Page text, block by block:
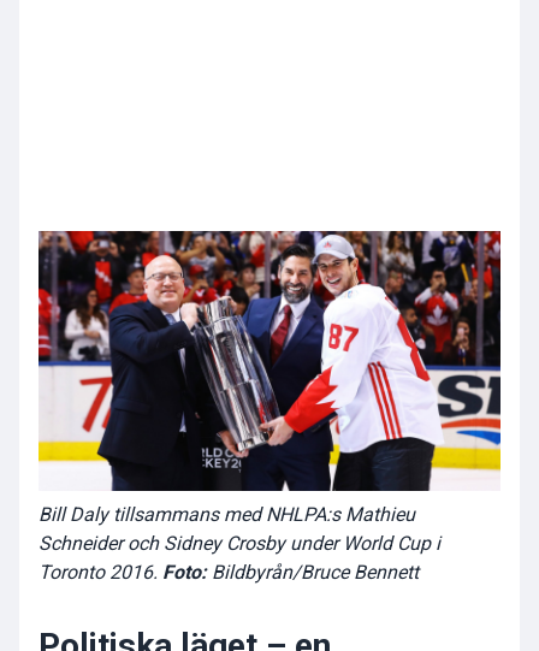
Bill Daly tillsammans med NHLPA:s Mathieu
Schneider och Sidney Crosby under World Cup i
Toronto 2016. Foto:Bildbyrån/Bruce Bennett